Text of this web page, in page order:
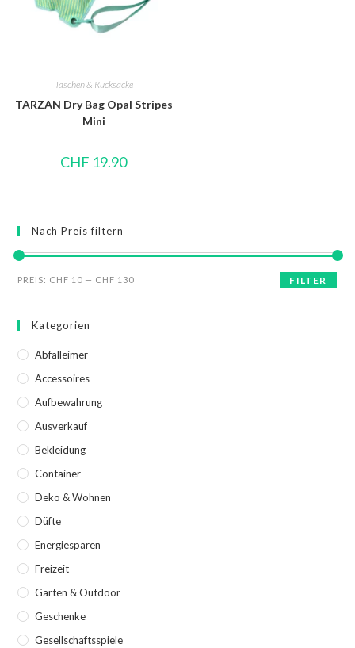
Taschen & Rucksäcke
TARZAN Dry Bag Opal Stripes
Mini
CHF 19.90
Nach Preis filtern
FILTER
PREIS: CHF 10 — CHF 130
Kategorien
Abfalleimer
Accessoires
Aufbewahrung
Ausverkauf
Bekleidung
Container
Deko & Wohnen
Düfte
Energiesparen
Freizeit
Garten & Outdoor
Geschenke
Gesellschaftsspiele